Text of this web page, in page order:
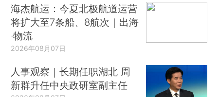
海杰航运：今夏北极航道运营
将扩大至7条船、8航次｜出海
·物流
2026年08月07日
人事观察｜长期任职湖北 周
新群升任中央政研室副主任